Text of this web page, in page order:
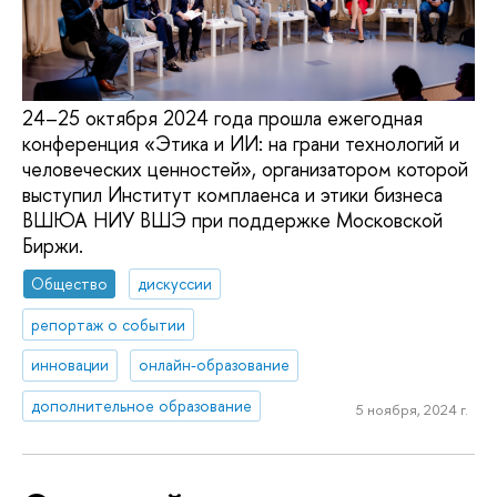
24–25 октября 2024 года прошла ежегодная
конференция «Этика и ИИ: на грани технологий и
человеческих ценностей», организатором которой
выступил Институт комплаенса и этики бизнеса
ВШЮА НИУ ВШЭ при поддержке Московской
Биржи.
Общество
дискуссии
репортаж о событии
инновации
онлайн-образование
дополнительное образование
5 ноября, 2024 г.